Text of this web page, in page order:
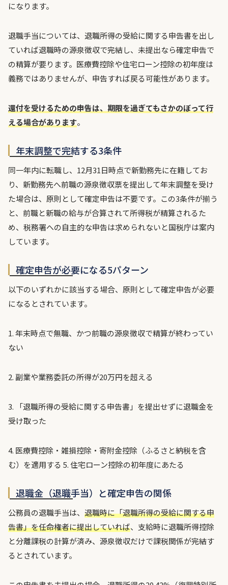
になります。
退職手当については、退職所得の受給に関する申告書を出し
ていれば退職時の源泉徴収で完結し、未提出なら確定申告で
の精算が要ります。医療費控除や住宅ローン控除の初年度は
義務ではありませんが、申告すれば戻る可能性があります。
還付を受けるための申告は、期限を過ぎてもさかのぼって行
える場合があります。
年末調整で完結する3条件
同一年内に転職し、12月31日時点で新勤務先に在籍してお
り、新勤務先へ前職の源泉徴収票を提出して年末調整を受け
た場合は、原則として確定申告は不要です。この3条件が揃う
と、前職と新職の給与が合算されて所得税が精算されるた
め、税務署への自主的な申告は求められないと国税庁は案内
しています。
確定申告が必要になる5パターン
以下のいずれかに該当する場合、原則として確定申告が必要
になるとされています。
1. 年末時点で無職、かつ前職の源泉徴収で精算が終わってい
ない
2. 副業や業務委託の所得が20万円を超える
3. 「退職所得の受給に関する申告書」を提出せずに退職金を
受け取った
4. 医療費控除・雑損控除・寄附金控除（ふるさと納税を含
む）を適用する 5. 住宅ローン控除の初年度にあたる
退職金（退職手当）と確定申告の関係
公務員の退職手当は、 退職時に「退職所得の受給に関する申
告書」を任命権者に提出していれば、支給時に退職所得控除
と分離課税の計算が済み、源泉徴収だけで課税関係が完結す
るとされています。